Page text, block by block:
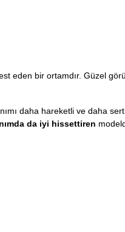
eden bir ortamdır. Güzel
daha hareketli ve daha
da iyi hissettiren